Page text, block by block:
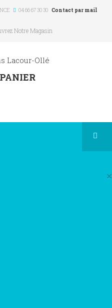
04 66 67 30 30 Contact par mail
Notre Magasin
×